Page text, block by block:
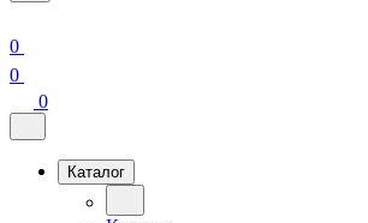
0
0
0
Каталог